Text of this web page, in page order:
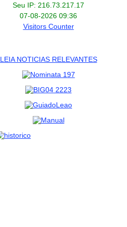
Seu IP: 216.73.217.17
07-08-2026 09:36
Visitors Counter
LEIA NOTICIAS RELEVANTES